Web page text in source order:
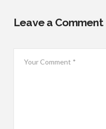
Leave a Comment